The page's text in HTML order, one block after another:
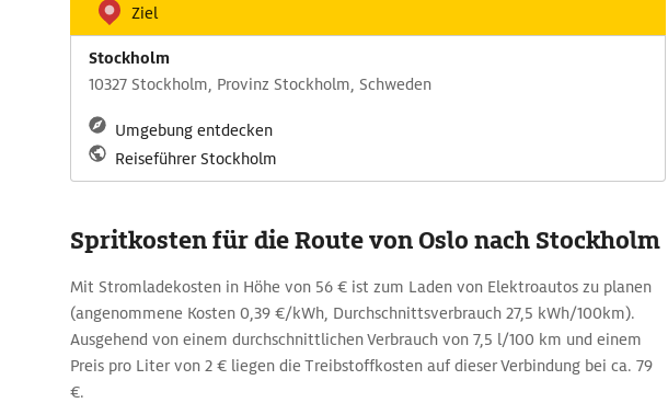
Ziel
Stockholm
10327 Stockholm, Provinz Stockholm, Schweden
Umgebung entdecken
Reiseführer Stockholm
Spritkosten für die Route von Oslo nach Stockholm
Mit Stromladekosten in Höhe von 56 € ist zum Laden von Elektroautos zu planen
(angenommene Kosten 0,39 €/kWh, Durchschnittsverbrauch 27,5 kWh/100km).
Ausgehend von einem durchschnittlichen Verbrauch von 7,5 l/100 km und einem
Preis pro Liter von 2 € liegen die Treibstoffkosten auf dieser Verbindung bei ca. 79
€.